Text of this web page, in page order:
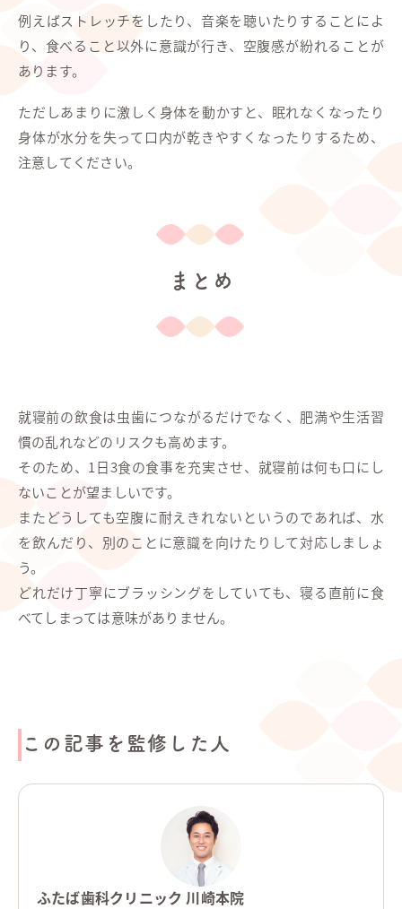
例えばストレッチをしたり、音楽を聴いたりすることによ
り、食べること以外に意識が行き、空腹感が紛れることが
あります。
ただしあまりに激しく身体を動かすと、眠れなくなったり
身体が水分を失って口内が乾きやすくなったりするため、
注意してください。
まとめ
就寝前の飲食は虫歯につながるだけでなく、肥満や生活習
慣の乱れなどのリスクも高めます。
そのため、1日3食の食事を充実させ、就寝前は何も口にし
ないことが望ましいです。
またどうしても空腹に耐えきれないというのであれば、水
を飲んだり、別のことに意識を向けたりして対応しましょ
う。
どれだけ丁寧にブラッシングをしていても、寝る直前に食
べてしまっては意味がありません。
この記事を監修した人
ふたば歯科クリニック 川崎本院